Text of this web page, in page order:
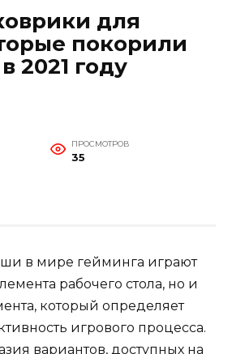
для
покорили
2021 году
ПРОСМОТРОВ
35
в мире гейминга играют
рабочего стола, но и
который определяет
игрового процесса.
вариантов, доступных на